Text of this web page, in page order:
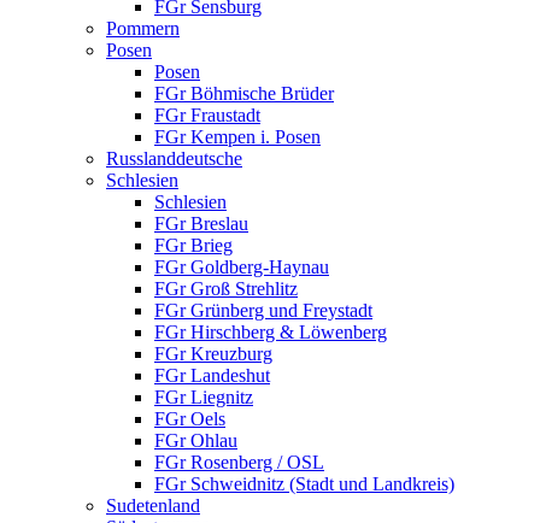
FGr Sensburg
Pommern
Posen
Posen
FGr Böhmische Brüder
FGr Fraustadt
FGr Kempen i. Posen
Russlanddeutsche
Schlesien
Schlesien
FGr Breslau
FGr Brieg
FGr Goldberg-Haynau
FGr Groß Strehlitz
FGr Grünberg und Freystadt
FGr Hirschberg & Löwenberg
FGr Kreuzburg
FGr Landeshut
FGr Liegnitz
FGr Oels
FGr Ohlau
FGr Rosenberg / OSL
FGr Schweidnitz (Stadt und Landkreis)
Sudetenland